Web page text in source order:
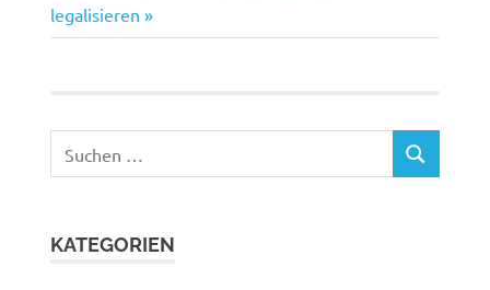
Beitrag:
legalisieren
nach:
SUCHEN
KATEGORIEN